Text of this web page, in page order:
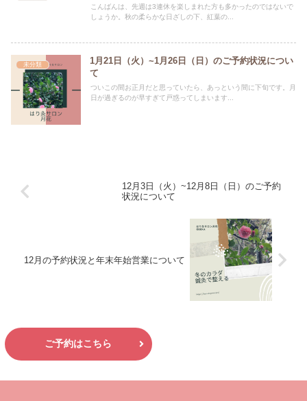
こんばんは、先週は3連休を楽しまれた方も多かったのではないで
しょうか。秋の柔らかな日ざしの下、紅葉の...
未分類
1月21日（火）~1月26日（日）のご予約状況につい
て
ついこの間お正月だと思っていたら、あっという間に下旬です。月
日が過ぎるのが早すぎて戸惑ってしまいます...
12月3日（火）~12月8日（日）のご予約
状況について
12月の予約状況と年末年始営業について
ご予約はこちら